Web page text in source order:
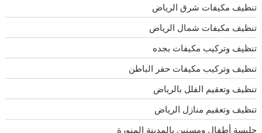
تنظيف مكيفات شرق الرياض
تنظيف مكيفات شمال الرياض
تنظيف وتركيب مكيفات بجده
تنظيف وتركيب مكيفات حفر الباطن
تنظيف وتعقيم الفلل بالرياض
تنظيف وتعقيم منازل الرياض
جليسة أطفال ومسنين بالمدينة المنورة